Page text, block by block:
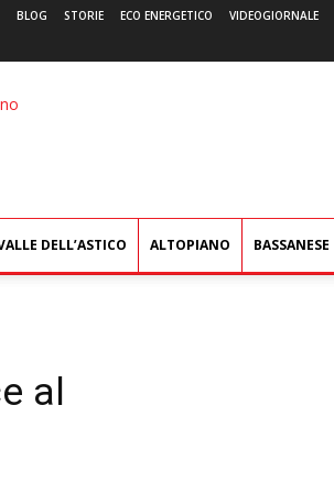
BLOG STORIE ECO ENERGETICO VIDEOGIORNALE
DELL’ASTICO ALTOPIANO BASSANESE
al